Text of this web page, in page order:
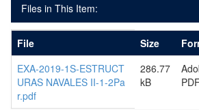
Files in This Item:
File Size
EXA-2019-1S-ESTRUCT
URAS NAVALES II-1-2Pa
r.pdf
286.77
kB
PDF